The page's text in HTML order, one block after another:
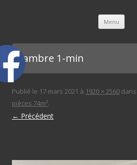
Menu
chambre 1-min
Publié le 17 mars 2021 à 1920 × 2560 dans
pièces 74m².
← Précédent